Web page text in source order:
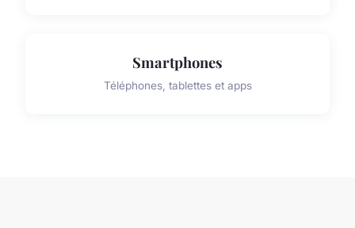
Smartphones
Téléphones, tablettes et apps